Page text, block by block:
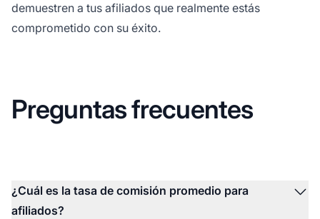
demuestren a tus afiliados que realmente estás
comprometido con su éxito.
Preguntas frecuentes
¿Cuál es la tasa de comisión promedio para
afiliados?